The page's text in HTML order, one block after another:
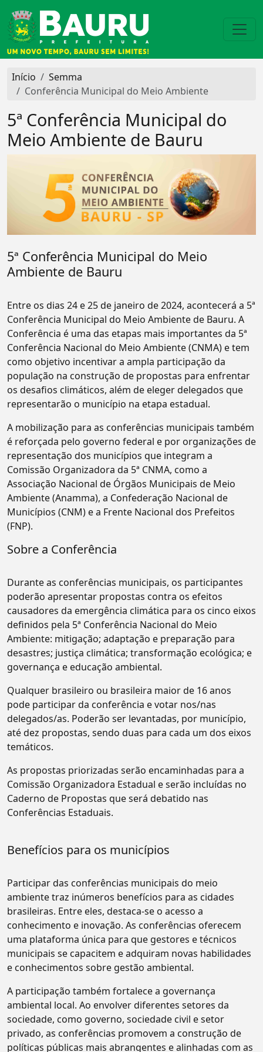
Início
Semma
Conferência Municipal do Meio Ambiente
5ª Conferência Municipal do
Meio Ambiente de Bauru
5ª Conferência Municipal do Meio
Ambiente de Bauru
Entre os dias 24 e 25 de janeiro de 2024, acontecerá a 5ª
Conferência Municipal do Meio Ambiente de Bauru. A
Conferência é uma das etapas mais importantes da 5ª
Conferência Nacional do Meio Ambiente (CNMA) e tem
como objetivo incentivar a ampla participação da
população na construção de propostas para enfrentar
os desafios climáticos, além de eleger delegados que
representarão o município na etapa estadual.
A mobilização para as conferências municipais também
é reforçada pelo governo federal e por organizações de
representação dos municípios que integram a
Comissão Organizadora da 5ª CNMA, como a
Associação Nacional de Órgãos Municipais de Meio
Ambiente (Anamma), a Confederação Nacional de
Municípios (CNM) e a Frente Nacional dos Prefeitos
(FNP).
Sobre a Conferência
Durante as conferências municipais, os participantes
poderão apresentar propostas contra os efeitos
causadores da emergência climática para os cinco eixos
definidos pela 5ª Conferência Nacional do Meio
Ambiente: mitigação; adaptação e preparação para
desastres; justiça climática; transformação ecológica; e
governança e educação ambiental.
Qualquer brasileiro ou brasileira maior de 16 anos
pode participar da conferência e votar nos/nas
delegados/as. Poderão ser levantadas, por município,
até dez propostas, sendo duas para cada um dos eixos
temáticos.
As propostas priorizadas serão encaminhadas para a
Comissão Organizadora Estadual e serão incluídas no
Caderno de Propostas que será debatido nas
Conferências Estaduais.
Benefícios para os municípios
Participar das conferências municipais do meio
ambiente traz inúmeros benefícios para as cidades
brasileiras. Entre eles, destaca-se o acesso a
conhecimento e inovação. As conferências oferecem
uma plataforma única para que gestores e técnicos
municipais se capacitem e adquiram novas habilidades
e conhecimentos sobre gestão ambiental.
A participação também fortalece a governança
ambiental local. Ao envolver diferentes setores da
sociedade, como governo, sociedade civil e setor
privado, as conferências promovem a construção de
políticas públicas mais abrangentes e alinhadas com as